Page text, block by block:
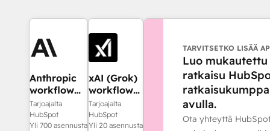
Anthropic
workflow
action
Tarjoajalta
HubSpot
Yli 700 asennusta
xAI (Grok)
workflow
action
Tarjoajalta
HubSpot
Yli 20 asennusta
TARVITSETKO LISÄÄ
Luo mukautettu
ratkaisu
avulla.
Ota yhteyttä